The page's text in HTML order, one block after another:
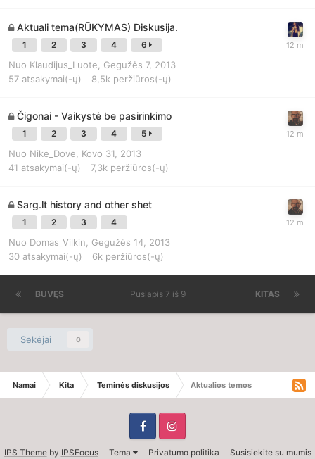
Aktuali tema(RŪKYMAS) Diskusija.
1 2 3 4 6
Nuo Klaudijus_Luote
Gegužės 7, 2013
57 atsakymai(-ų) 8,5k peržiūros(-ų)
Čigonai - Vaikystė be pasirinkimo
1 2 3 4 5
Nuo Nike_Dove
Kovo 31, 2013
41 atsakymai(-ų) 7,3k peržiūros(-ų)
Sarg.lt history and other shet
1 2 3 4
Nuo Domas_Vilkin
Gegužės 14, 2013
30 atsakymai(-ų) 6k peržiūros(-ų)
BUVĘS KITAS
Puslapis 7 iš 9
Sekėjai 0
Namai Kita Teminės diskusijos Aktualios temos
IPS Themeby IPSFocus Tema Privatumo politika Susisiekite su mumis